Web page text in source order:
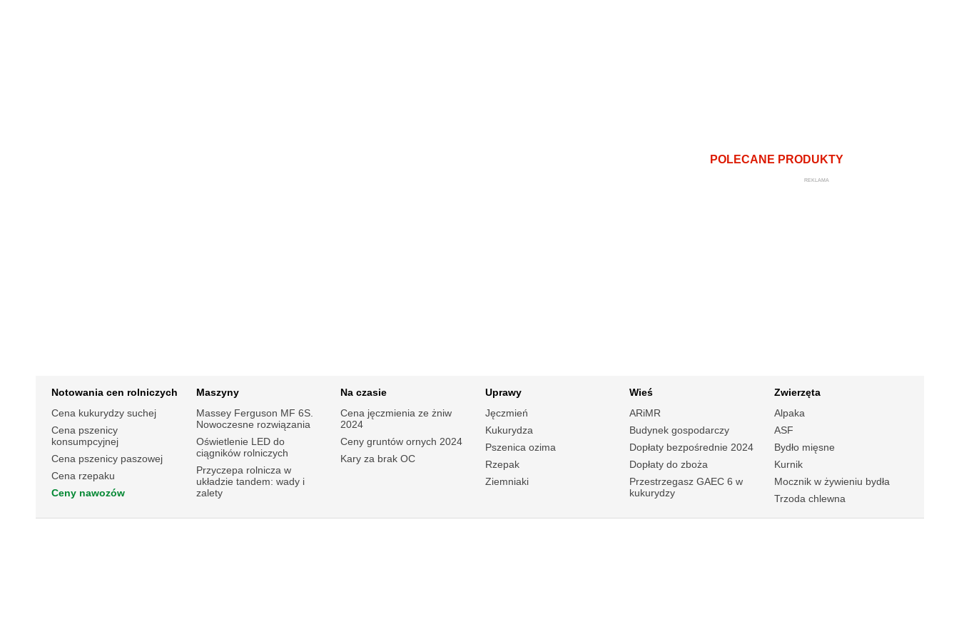
POLECANE PRODUKTY
REKLAMA
Notowania cen rolniczych
Cena kukurydzy suchej
Cena pszenicy
konsumpcyjnej
Cena pszenicy paszowej
Cena rzepaku
Ceny nawozów
Maszyny
Massey Ferguson MF 6S.
Nowoczesne rozwiązania
Oświetlenie LED do
ciągników rolniczych
Przyczepa rolnicza w
układzie tandem: wady i
zalety
Na czasie
Cena jęczmienia ze żniw
2024
Ceny gruntów ornych 2024
Kary za brak OC
Uprawy
Jęczmień
Kukurydza
Pszenica ozima
Rzepak
Ziemniaki
Wieś
ARiMR
Budynek gospodarczy
Dopłaty bezpośrednie 2024
Dopłaty do zboża
Przestrzegasz GAEC 6 w
kukurydzy
Zwierzęta
Alpaka
ASF
Bydło mięsne
Kurnik
Mocznik w żywieniu bydła
Trzoda chlewna